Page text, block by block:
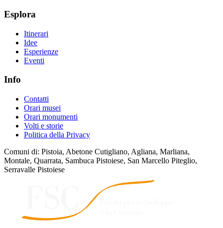
Esplora
Itinerari
Idee
Esperienze
Eventi
Info
Contatti
Orari musei
Orari monumenti
Volti e storie
Politica della Privacy
Comuni di: Pistoia, Abetone Cutigliano, Agliana, Marliana,
Montale, Quarrata, Sambuca Pistoiese, San Marcello Piteglio,
Serravalle Pistoiese